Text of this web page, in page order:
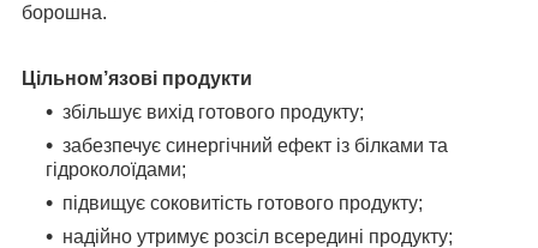
борошна.
Цільном’язові продукти
збільшує вихід готового продукту;
забезпечує синергічний ефект із білками та
гідроколоїдами;
підвищує соковитість готового продукту;
надійно утримує розсіл всередині продукту;